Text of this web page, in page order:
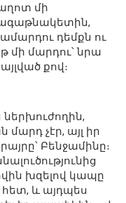
մի
դեմքն ու
մի մարդու՝ նրա
քով։
չէր, այլ իր
Բենջամինը։
խզելով կապը
և այդպես